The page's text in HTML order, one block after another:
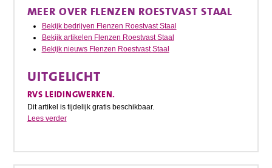
MEER OVER FLENZEN ROESTVAST STAAL
Bekijk bedrijven Flenzen Roestvast Staal
Bekijk artikelen Flenzen Roestvast Staal
Bekijk nieuws Flenzen Roestvast Staal
UITGELICHT
RVS LEIDINGWERKEN.
Dit artikel is tijdelijk gratis beschikbaar.
Lees verder